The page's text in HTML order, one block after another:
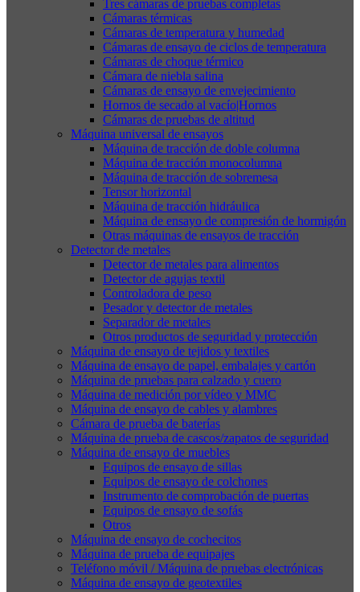
Tres cámaras de pruebas completas
Cámaras térmicas
Cámaras de temperatura y humedad
Cámaras de ensayo de ciclos de temperatura
Cámaras de choque térmico
Cámara de niebla salina
Cámaras de ensayo de envejecimiento
Hornos de secado al vacío|Hornos
Cámaras de pruebas de altitud
Máquina universal de ensayos
Máquina de tracción de doble columna
Máquina de tracción monocolumna
Máquina de tracción de sobremesa
Tensor horizontal
Máquina de tracción hidráulica
Máquina de ensayo de compresión de hormigón
Otras máquinas de ensayos de tracción
Detector de metales
Detector de metales para alimentos
Detector de agujas textil
Controladora de peso
Pesador y detector de metales
Separador de metales
Otros productos de seguridad y protección
Máquina de ensayo de tejidos y textiles
Máquina de ensayo de papel, embalajes y cartón
Máquina de pruebas para calzado y cuero
Máquina de medición por vídeo y MMC
Máquina de ensayo de cables y alambres
Cámara de prueba de baterías
Máquina de prueba de cascos/zapatos de seguridad
Máquina de ensayo de muebles
Equipos de ensayo de sillas
Equipos de ensayo de colchones
Instrumento de comprobación de puertas
Equipos de ensayo de sofás
Otros
Máquina de ensayo de cochecitos
Máquina de prueba de equipajes
Teléfono móvil / Máquina de pruebas electrónicas
Máquina de ensayo de geotextiles